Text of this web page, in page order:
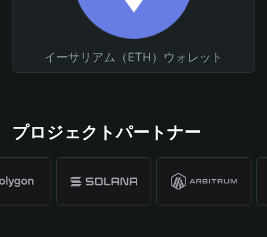
イーサリアム（ETH）ウォレット
プロジェクトパートナー